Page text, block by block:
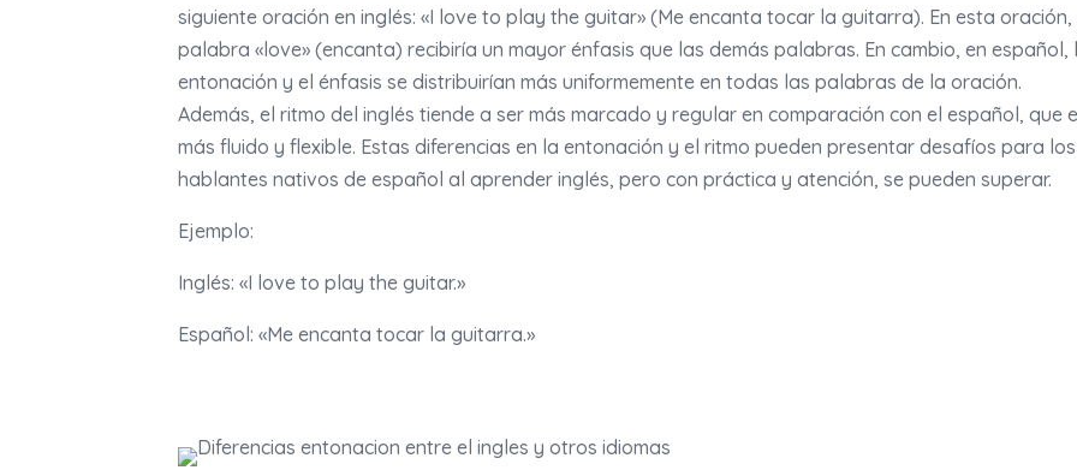
siguiente oración en inglés: «I love to play the guitar» (Me encanta tocar la guitarra). En esta oración,
palabra «love» (encanta) recibiría un mayor énfasis que las demás palabras. En cambio, en español,
entonación y el énfasis se distribuirían más uniformemente en todas las palabras de la oración.
Además, el ritmo del inglés tiende a ser más marcado y regular en comparación con el español, que
más fluido y flexible. Estas diferencias en la entonación y el ritmo pueden presentar desafíos para los
hablantes nativos de español al aprender inglés, pero con práctica y atención, se pueden superar.
Ejemplo:
Inglés: «I love to play the guitar.»
Español: «Me encanta tocar la guitarra.»